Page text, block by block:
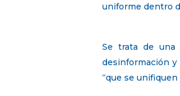
uniforme dentro
Se trata de una
desinformación y
“que se